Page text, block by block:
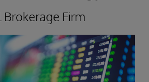
Brokerage Firm